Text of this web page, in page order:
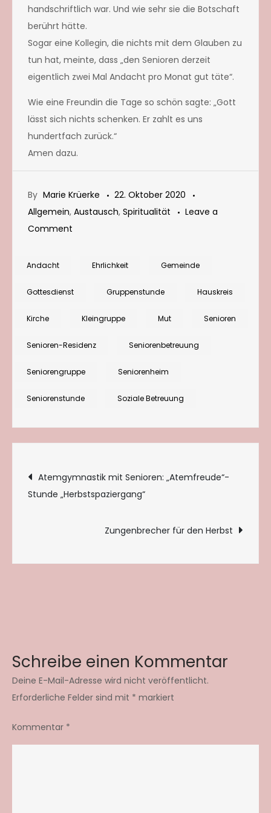
handschriftlich war. Und wie sehr sie die Botschaft
berührt hätte.
Sogar eine Kollegin, die nichts mit dem Glauben zu
tun hat, meinte, dass „den Senioren derzeit
eigentlich zwei Mal Andacht pro Monat gut täte“.
Wie eine Freundin die Tage so schön sagte: „Gott
lässt sich nichts schenken. Er zahlt es uns
hundertfach zurück.“
Amen dazu.
By Marie Krüerke
22. Oktober 2020
Allgemein, Austausch, Spiritualität
Leave a
Comment
feiern
Senioren:
ich
lernte
Andacht Ehrlichkeit Gemeinde
Gottesdienst Gruppenstunde Hauskreis
Kirche Kleingruppe Mut Senioren
Senioren-Residenz Seniorenbetreuung
Seniorengruppe Seniorenheim
Seniorenstunde Soziale Betreuung
Beitragsnavigation
Atemgymnastik mit Senioren: „Atemfreude“-
Stunde „Herbstspaziergang“
Zungenbrecher für den Herbst
Schreibe einen Kommentar
Deine E-Mail-Adresse wird nicht veröffentlicht.
Erforderliche Felder sind mit * markiert
Kommentar *